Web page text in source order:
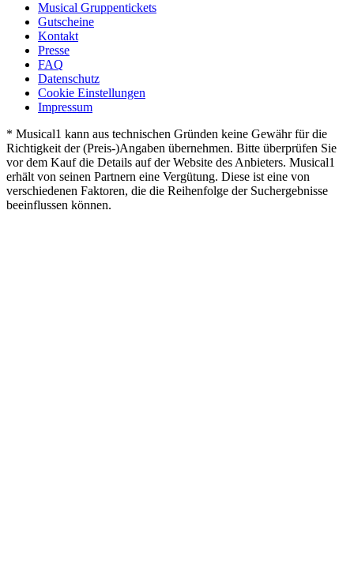
Musical Gruppentickets
Gutscheine
Kontakt
Presse
FAQ
Datenschutz
Cookie Einstellungen
Impressum
* Musical1 kann aus technischen Gründen keine Gewähr für die
Richtigkeit der (Preis-)Angaben übernehmen. Bitte überprüfen Sie
vor dem Kauf die Details auf der Website des Anbieters. Musical1
erhält von seinen Partnern eine Vergütung. Diese ist eine von
verschiedenen Faktoren, die die Reihenfolge der Suchergebnisse
beeinflussen können.